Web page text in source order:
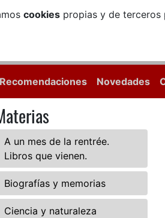
cookiespropias y de terceros
Recomendaciones Novedades
A un mes de la rentrée.
Libros que vienen.
Biografías y memorias
Ciencia y naturaleza